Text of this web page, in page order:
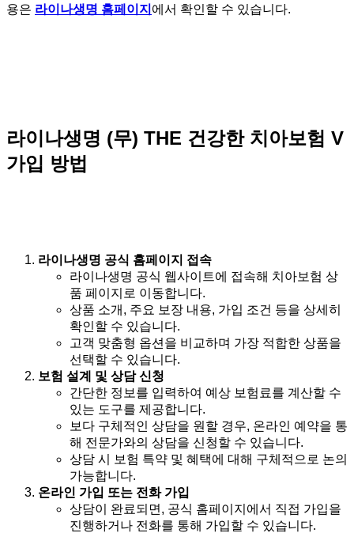
용은 라이나생명 홈페이지 에서 확인할 수 있습니다.
라이나생명 (무) THE 건강한 치아보험 V
가입 방법
라이나생명 공식 홈페이지 접속
라이나생명 공식 웹사이트에 접속해 치아보험 상
품 페이지로 이동합니다.
상품 소개, 주요 보장 내용, 가입 조건 등을 상세히
확인할 수 있습니다.
고객 맞춤형 옵션을 비교하며 가장 적합한 상품을
선택할 수 있습니다.
보험 설계 및 상담 신청
간단한 정보를 입력하여 예상 보험료를 계산할 수
있는 도구를 제공합니다.
보다 구체적인 상담을 원할 경우, 온라인 예약을 통
해 전문가와의 상담을 신청할 수 있습니다.
상담 시 보험 특약 및 혜택에 대해 구체적으로 논의
가능합니다.
온라인 가입 또는 전화 가입
상담이 완료되면, 공식 홈페이지에서 직접 가입을
진행하거나 전화를 통해 가입할 수 있습니다.